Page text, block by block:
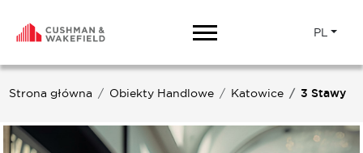
PL
Strona główna Obiekty Handlowe Katowice 3 Stawy